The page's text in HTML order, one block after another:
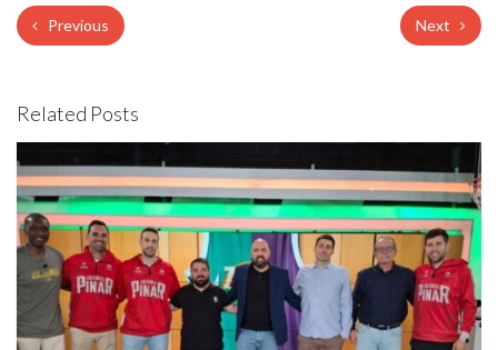
Previous Next
Related Posts